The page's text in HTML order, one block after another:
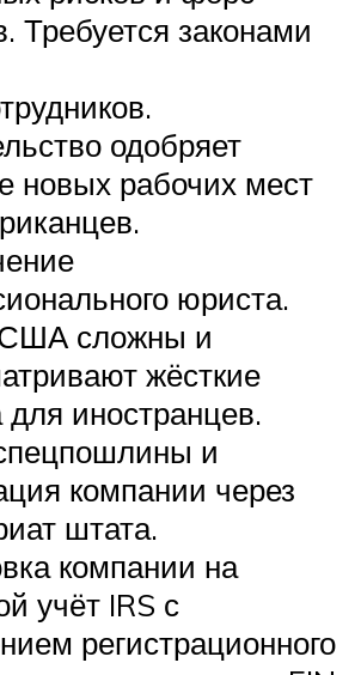
Требуется законами
одобряет
новых рабочих мест
юриста.
сложны и
жёсткие
иностранцев.
и
компании через
штата.
компании на
учёт IRS с
регистрационного